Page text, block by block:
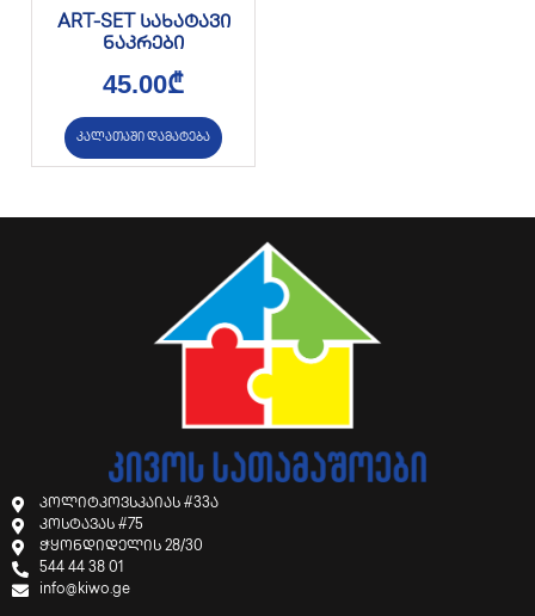
ART-SET სახატავი
ნაკრები
45.00₾
კალათაში დამატება
პოლიტკოვსკაიას #33ა
კოსტავას #75
ჭყონდიდელის 28/30
544 44 38 01
info@kiwo.ge